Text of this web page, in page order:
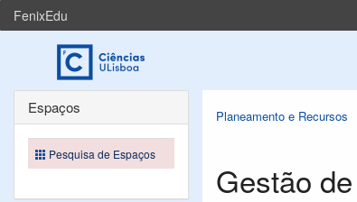
FenixEdu
Planeamento e Recursos
Gestão
Espaços
Pesquisa de Espaços